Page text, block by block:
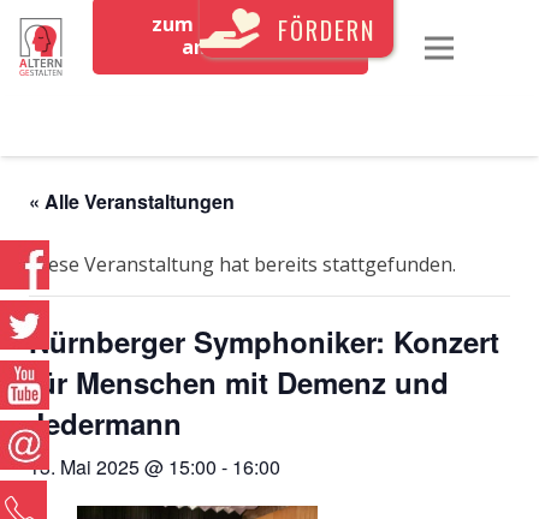
zum Newsletter
anmeldenFÖRDERN
« Alle Veranstaltungen
Diese Veranstaltung hat bereits stattgefunden.
Nürnberger Symphoniker: Konzert
für Menschen mit Demenz und
Jedermann
13. Mai 2025 @ 15:00 - 16:00